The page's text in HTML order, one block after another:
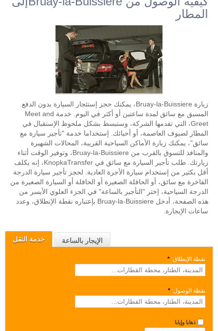
خدمة النقل الإيجار بالساعة
نقطة الإنطلاق: *
نقطة الوصول: *
ذهابا وإيابا
المطار
زيارة Bruay-la-Buissiere، يمكنك حجز إستئجار السيارة بدون الدفع
المسبق مع سائق لمدة ساعتين أو أكثر في اليوم. خدمة Meet and
Greet، التي تقدمها الشركة، وستبسط بشكل ملحوظ الإستقبال في
المطار لضيوف العاصمة، أو أحبائك. إستخداما خدمة "تأجير سيارة مع
سائق"، يمكنك زيارة الأماكن السياحية القريبة، المحالات الشهيرة
والمنافذ للتسوق بالقرب من Bruay-la-Buissiere، وتوفير الوقت أثناء
زيارتك. طلب تأجير السيارة مع سائق في KnopkaTransfer، إنه يكلف
أقل بكثير من إستخدام سيارة الأجرة العادية. لحجز تأجير سيارة الدرجة
الفاخرة مع سائق، أو الحافلة الصغيرة أو الحافلة أو السيارة الصغيرة من
الدرجة السياحية، إختر "التأجير بالساعة" في الجزء العلوي الأيسر من
هذه الصفحة، أدخل Bruay-la-Buissiere بإعتباره نقطة الإنطلاق، وعدد
ساعات الإيجارة.